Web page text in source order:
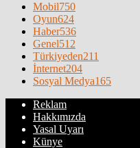
Mobil750
Oyun624
Haber536
Genel512
Türkiyeden211
İnternet204
Sosyal Medya165
Reklam
Hakkımızda
Yasal Uyarı
Künye